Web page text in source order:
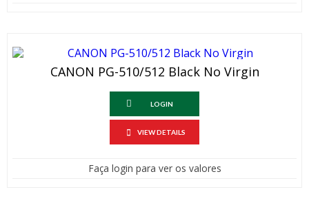
CANON PG-510/512 Black No Virgin
LOGIN
VIEW DETAILS
Faça login para ver os valores